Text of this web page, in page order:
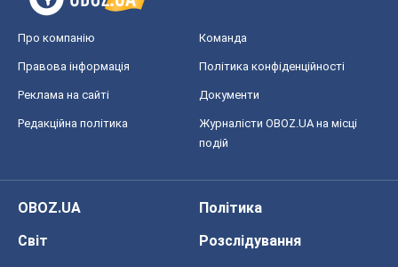
Про компанію Команда
Правова інформація Політика конфіденційності
Реклама на сайті Документи
Редакційна політика
Журналісти OBOZ.UA на місці
подій
OBOZ.UA
Політика
Світ
Розслідування